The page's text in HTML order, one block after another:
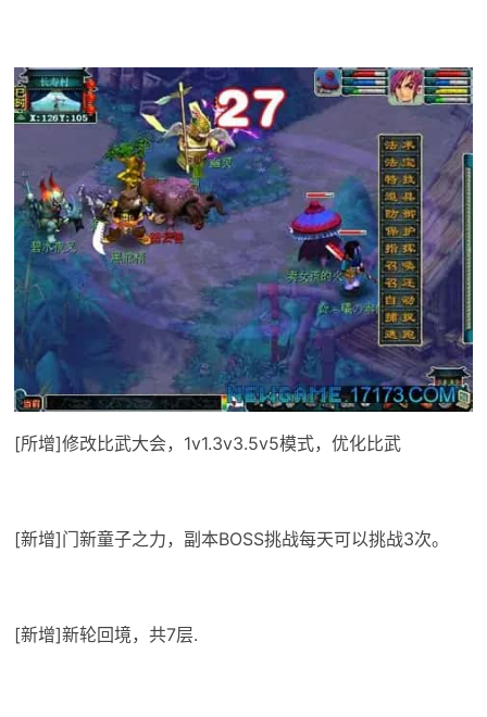
[所增]修改比武大会，1v1.3v3.5v5模式，优化比武
[新增]门新童子之力，副本BOSS挑战每天可以挑战3次。
[新增]新轮回境，共7层.